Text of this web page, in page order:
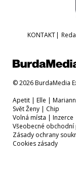
KONTAKT|
© 2026 BurdaMedia
Apetit
Elle
Svět Ženy
Chip
Volná místa
Inzerce
Všeobecné
Zásady ochrany
Cookies zásady